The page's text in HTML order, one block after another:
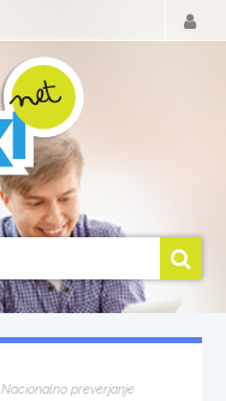
Nacionalno preverjanje